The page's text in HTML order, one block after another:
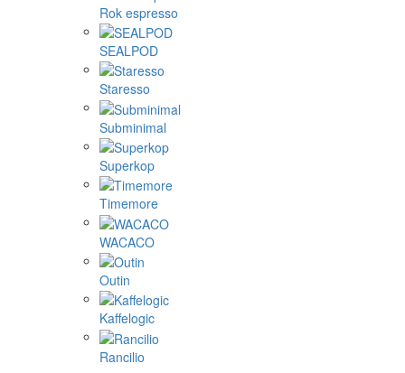
Rok espresso
SEALPOD
Staresso
Subminimal
Superkop
Timemore
WACACO
Outin
Kaffelogic
Rancilio